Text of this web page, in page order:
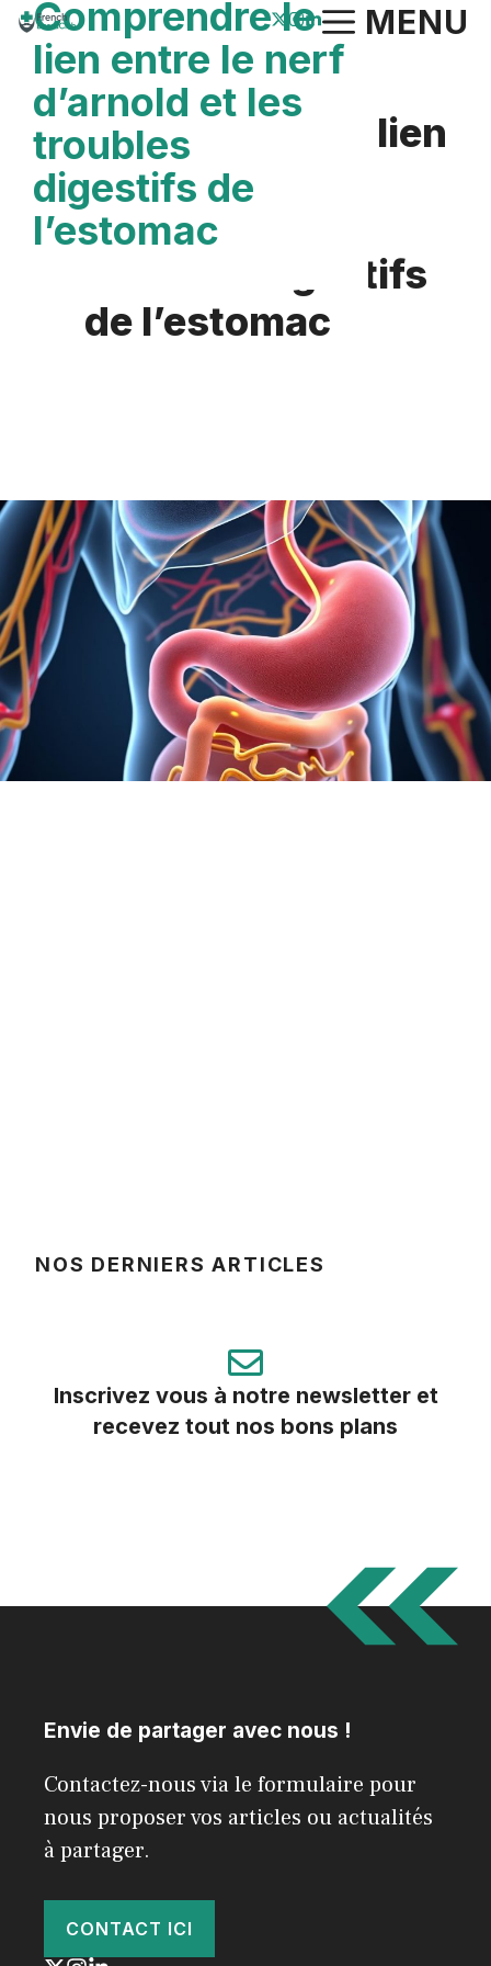
Aller
contenu
MENU
Comprendre le lien
entre le nerf
d’arnold et les
troubles digestifs
de l’estomac
Comprendre le
lien entre le nerf
d’arnold et les
troubles
digestifs de
l’estomac
NOS DERNIERS ARTICLES
Inscrivez vous à notre newsletter et
recevez tout nos bons plans
Envie de partager avec nous !
Contactez-nous via le formulaire pour
nous proposer vos articles ou actualités
à partager.
CONTACT ICI